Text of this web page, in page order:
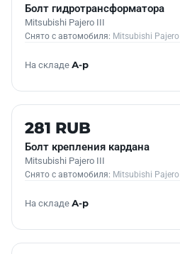
Болт гидротрансформатора
Mitsubishi Pajero III
Снято с автомобиля: Mitsubishi Pajero
На складе А-р
Б/У В НАЛИЧИИ
281 RUB
Болт крепления кардана
Mitsubishi Pajero III
Снято с автомобиля: Mitsubishi Pajero
На складе А-р